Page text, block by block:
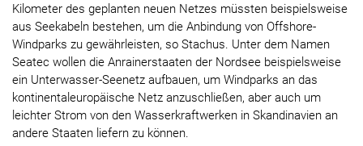
Kilometer des geplanten neuen Netzes müssten beispielsweise
aus Seekabeln bestehen, um die Anbindung von Offshore-
Windparks zu gewährleisten, so Stachus. Unter dem Namen
Seatec wollen die Anrainerstaaten der Nordsee beispielsweise
ein Unterwasser-Seenetz aufbauen, um Windparks an das
kontinentaleuropäische Netz anzuschließen, aber auch um
leichter Strom von den Wasserkraftwerken in Skandinavien an
andere Staaten liefern zu können.